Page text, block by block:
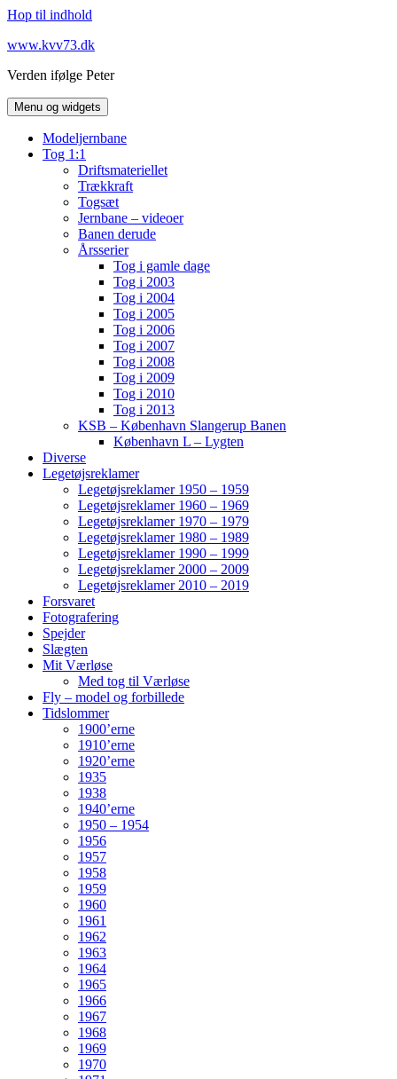
Hop til indhold
www.kvv73.dk
Verden ifølge Peter
Menu og widgets
Modeljernbane
Tog 1:1
Driftsmateriellet
Trækkraft
Togsæt
Jernbane – videoer
Banen derude
Årsserier
Tog i gamle dage
Tog i 2003
Tog i 2004
Tog i 2005
Tog i 2006
Tog i 2007
Tog i 2008
Tog i 2009
Tog i 2010
Tog i 2013
KSB – København Slangerup Banen
København L – Lygten
Diverse
Legetøjsreklamer
Legetøjsreklamer 1950 – 1959
Legetøjsreklamer 1960 – 1969
Legetøjsreklamer 1970 – 1979
Legetøjsreklamer 1980 – 1989
Legetøjsreklamer 1990 – 1999
Legetøjsreklamer 2000 – 2009
Legetøjsreklamer 2010 – 2019
Forsvaret
Fotografering
Spejder
Slægten
Mit Værløse
Med tog til Værløse
Fly – model og forbillede
Tidslommer
1900’erne
1910’erne
1920’erne
1935
1938
1940’erne
1950 – 1954
1956
1957
1958
1959
1960
1961
1962
1963
1964
1965
1966
1967
1968
1969
1970